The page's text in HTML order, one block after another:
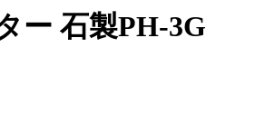
ー 石製PH-3G